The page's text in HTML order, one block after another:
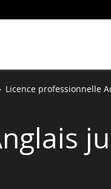
Licence professionnelle